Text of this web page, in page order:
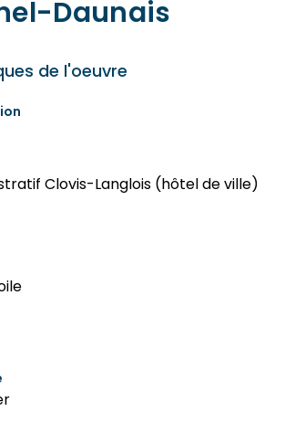
Daunais
de l'oeuvre
Clovis-Langlois (hôtel de ville)